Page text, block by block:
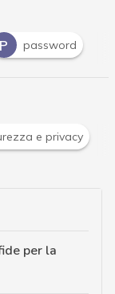
P phishing
tempo reale e gli
per la